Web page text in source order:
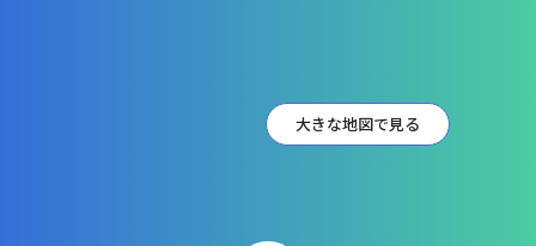
大きな地図で見る